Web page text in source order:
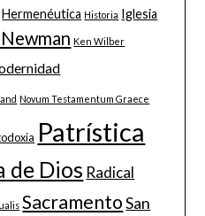
Hermenéutica Historia
Iglesia
Ken Wilber
Novum Testamentum Graece
Patrística
de Dios Radical
Sacramento San